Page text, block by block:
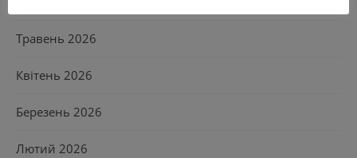
Травень 2026
Квітень 2026
Березень 2026
Лютий 2026